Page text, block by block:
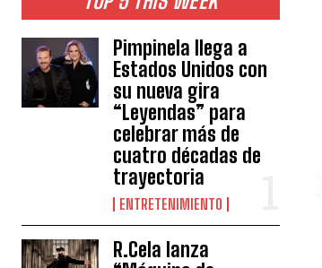
Pimpinela llega a
Estados Unidos con
su nueva gira
“Leyendas” para
celebrar más de
cuatro décadas de
trayectoria
ENTRETENIMIENTO
R.Cela lanza